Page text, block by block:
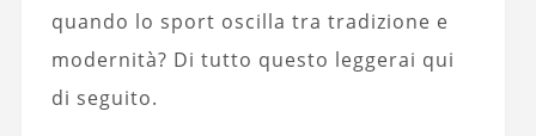
quando lo sport oscilla tra tradizione e
modernità? Di tutto questo leggerai qui
di seguito.